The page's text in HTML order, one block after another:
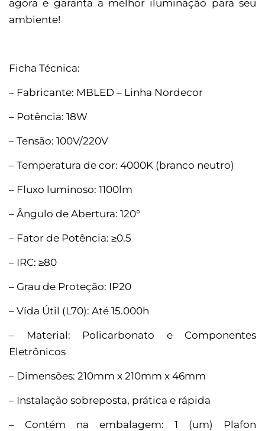
agora e garanta a melhor iluminação para seu
ambiente!
Ficha Técnica:
– Fabricante: MBLED – Linha Nordecor
– Potência: 18W
– Tensão: 100V/220V
– Temperatura de cor: 4000K (branco neutro)
– Fluxo luminoso: 1100lm
– Ângulo de Abertura: 120°
– Fator de Potência: ≥0.5
– IRC: ≥80
– Grau de Proteção: IP20
– Vída Útil (L70): Até 15.000h
– Material: Policarbonato e Componentes
Eletrônicos
– Dimensões: 210mm x 210mm x 46mm
– Instalação sobreposta, prática e rápida
– Contém na embalagem: 1 (um) Plafon